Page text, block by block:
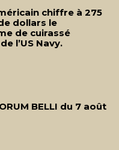
chiffre à 275
dollars le
de cuirassé
l’US Navy.
BELLI du 7 août